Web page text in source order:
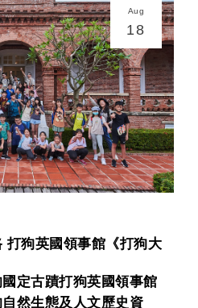
Aug
18
打狗英國領事館《打狗大
定古蹟打狗英國領事館
然生態及人文歷史資